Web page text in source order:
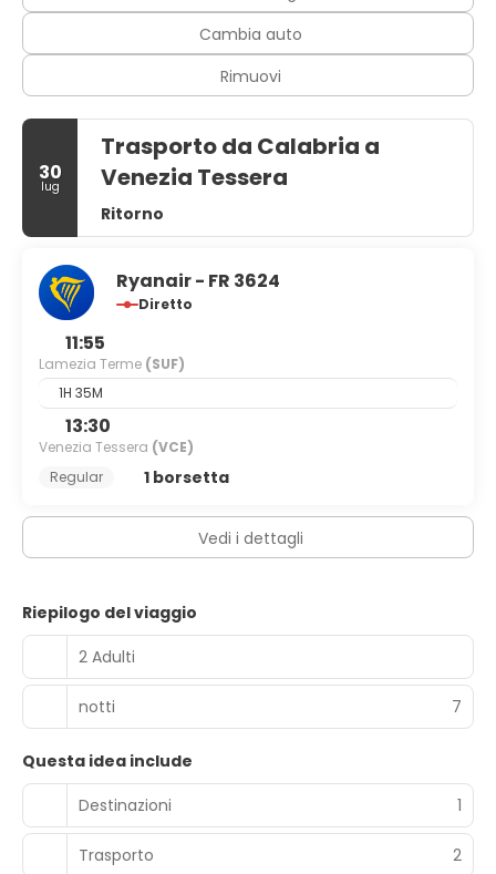
Potrai usufruire di un pratico servizio di lavanderia e
lavaggio a secco, una reception aperta 24 ore su 24 e
personale poliglotta. Potrai usufruire di una navetta da e
per l'aeroporto 24 ore su 24 a pagamento; inoltre, in loco
troverai il un parcheggio gratuito.
Cambia auto
Rimuovi
30
lug
Trasporto da Calabria a
Venezia Tessera
Ritorno
Ryanair - FR 3624
Diretto
11:55
Lamezia Terme (SUF)
1H 35M
13:30
Venezia Tessera (VCE)
Regular
1 borsetta
Vedi i dettagli
Riepilogo del viaggio
2 Adulti
notti 7
Questa idea include
Destinazioni
1
Trasporto 2